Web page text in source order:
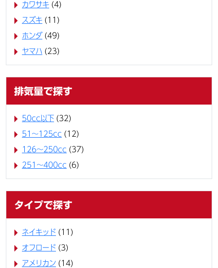
カワサキ (4)
スズキ (11)
ホンダ (49)
ヤマハ (23)
排気量で探す
50cc以下 (32)
51～125cc (12)
126～250cc (37)
251～400cc (6)
タイプで探す
ネイキッド (11)
オフロード (3)
アメリカン (14)